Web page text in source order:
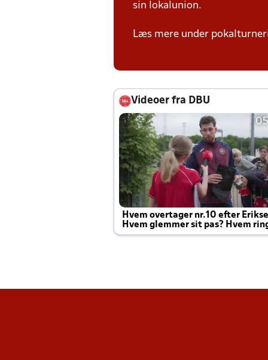
sin lokalunion.
Læs mere under
Videoer fra DBU
Hvem overtager nr.10 efter
Hvem glemmer sit pas? Hvem
Joachim altid til efter kampe?